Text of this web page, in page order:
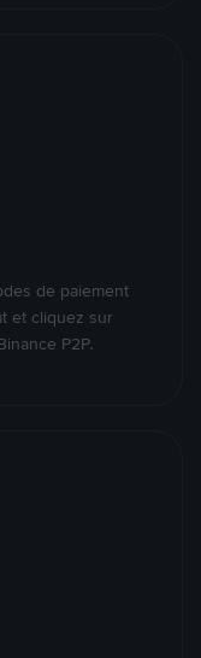
de paiement
et cliquez sur
P2P.